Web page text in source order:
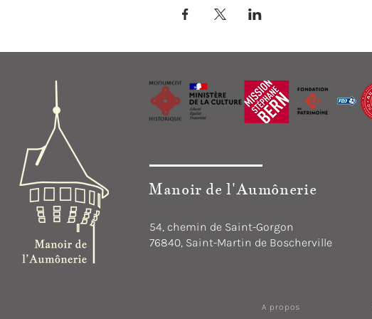
Manoir de l'Aumônerie
54, chemin de Saint-Gorgon
76840, Saint-Martin de Boscherville
A propos